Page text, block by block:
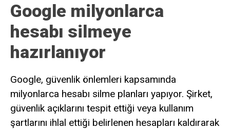
Google milyonlarca
hesabı silmeye
hazırlanıyor
Google, güvenlik önlemleri kapsamında
milyonlarca hesabı silme planları yapıyor. Şirket,
güvenlik açıklarını tespit ettiği veya kullanım
şartlarını ihlal ettiği belirlenen hesapları kaldırarak